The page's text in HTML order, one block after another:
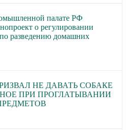
палате РФ
о регулировании
по разведению домашних
НЕ ДАВАТЬ СОБАКЕ
ПРИ ПРОГЛАТЫВАНИИ